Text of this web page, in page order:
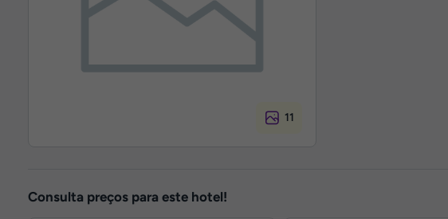
11
Consulta preços para este hotel!